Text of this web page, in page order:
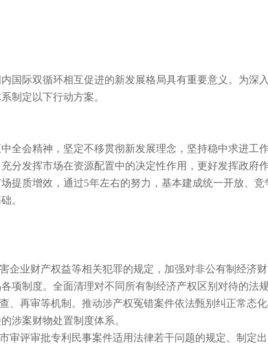
际双循环相互促进的新发展格局具有重要意义。为
制定以下行动方案。
全会精神，坚定不移贯彻新发展理念，坚持稳中求进工
发挥市场在资源配置中的决定性作用，更好发挥政府
质增效，通过5年左右的努力，基本建成统一开放、
。
侵害企业财产权益等相关犯罪的规定，加强对非公有制经
制度。全面清理对不同所有制经济产权区别对待的法规
审等机制。推动涉产权冤错案件依法甄别纠正常态化机制
的涉案财物处置制度体系。
评审批专利民事案件适用法律若干问题的规定。制定